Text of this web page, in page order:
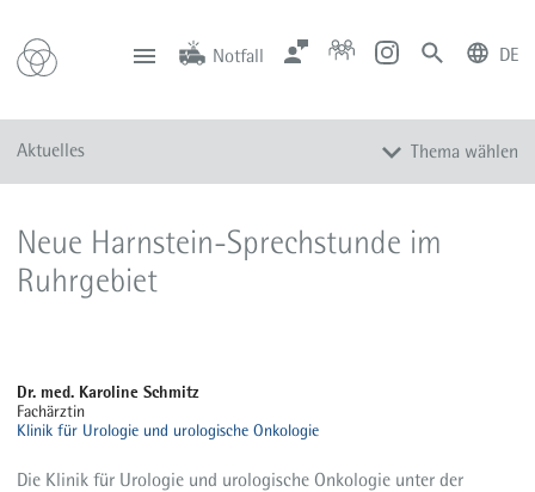
Notfall
Notfall Zentrale Anfahrt
DE
Aktuelles Thema wählen
Veranstaltungen
Newsletter
Presse
Mediathek
Neue Harnstein-Sprechstunde im
Ruhrgebiet
Dr. med. Karoline Schmitz
Fachärztin
Klinik für Urologie und urologische Onkologie
Die Klinik für Urologie und urologische Onkologie unter der